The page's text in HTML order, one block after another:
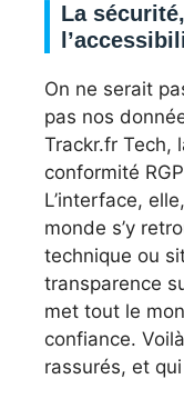
La
On ne serait
pas nos
Trackr.fr Tech,
conformité
L’interface,
monde s’y
technique ou
transparence
met tout le
confiance.
rassurés, et